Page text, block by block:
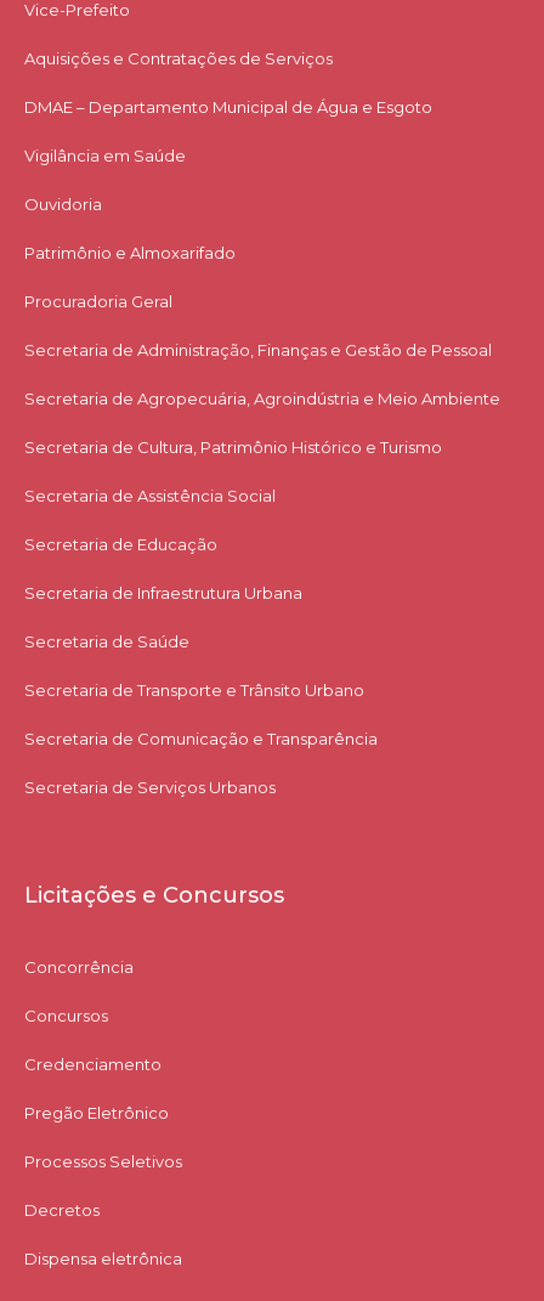
Vice-Prefeito
Aquisições e Contratações de Serviços​
DMAE – Departamento Municipal de Água e Esgoto
Vigilância em Saúde
Ouvidoria
Patrimônio e Almoxarifado
Procuradoria Geral
Secretaria de Administração, Finanças e Gestão de Pessoal
Secretaria de Agropecuária, Agroindústria e Meio Ambiente
Secretaria de Cultura, Patrimônio Histórico e Turismo
Secretaria de Assistência Social
Secretaria de Educação
Secretaria de Infraestrutura Urbana
Secretaria de Saúde
Secretaria de Transporte e Trânsito Urbano
Secretaria de Comunicação e Transparência
Secretaria de Serviços Urbanos
Licitações e Concursos
Concorrência
Concursos
Credenciamento
Pregão Eletrônico
Processos Seletivos
Decretos
Dispensa eletrônica